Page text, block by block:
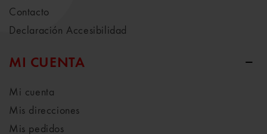
Contacto
Declaración Accesibilidad
MI CUENTA
Mi cuenta
Mis direcciones
Mis pedidos